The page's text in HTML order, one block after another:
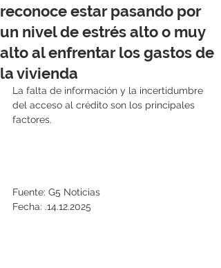
reconoce estar pasando por
un nivel de estrés alto o muy
alto al enfrentar los gastos de
la vivienda
La falta de información y la incertidumbre
del acceso al crédito son los principales
factores.
Fuente: G5 Noticias
Fecha: .14.12.2025